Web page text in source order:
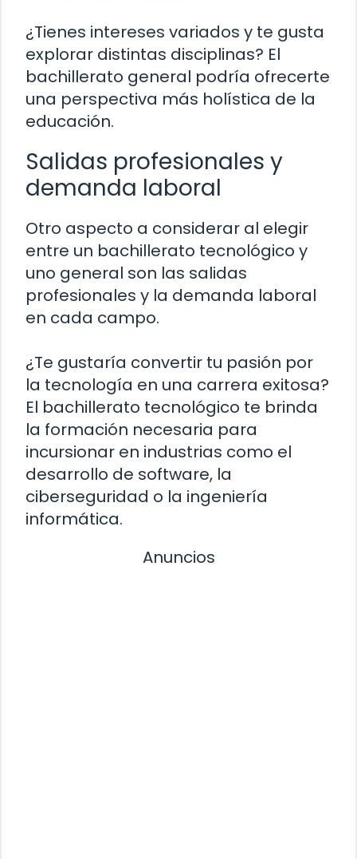
¿Tienes intereses variados y te gusta
explorar distintas disciplinas? El
bachillerato general podría ofrecerte
una perspectiva más holística de la
educación.
Salidas profesionales y
demanda laboral
Otro aspecto a considerar al elegir
entre un bachillerato tecnológico y
uno general son las salidas
profesionales y la demanda laboral
en cada campo.
¿Te gustaría convertir tu pasión por
la tecnología en una carrera exitosa?
El bachillerato tecnológico te brinda
la formación necesaria para
incursionar en industrias como el
desarrollo de software, la
ciberseguridad o la ingeniería
informática.
Anuncios